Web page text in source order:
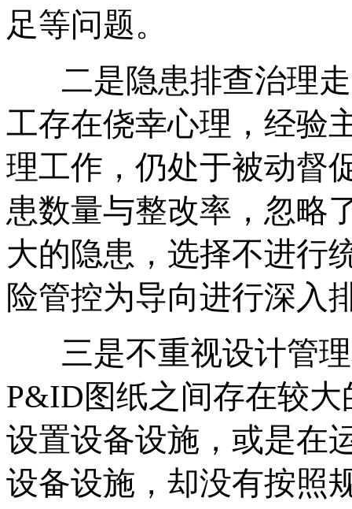
足等问题。
二是隐患排查治理
工存在侥幸心理，经验
理工作，仍处于被动督
患数量与整改率，忽略
大的隐患，选择不进行
险管控为导向进行深入
三是不重视设计管
P&ID图纸之间存在较
设置设备设施，或是在
设备设施，却没有按照